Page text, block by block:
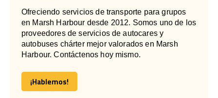
Ofreciendo servicios de transporte para grupos
en Marsh Harbour desde 2012. Somos uno de los
proveedores de servicios de autocares y
autobuses chárter mejor valorados en Marsh
Harbour. Contáctenos hoy mismo.
¡Hablemos!
¡Hablemos!